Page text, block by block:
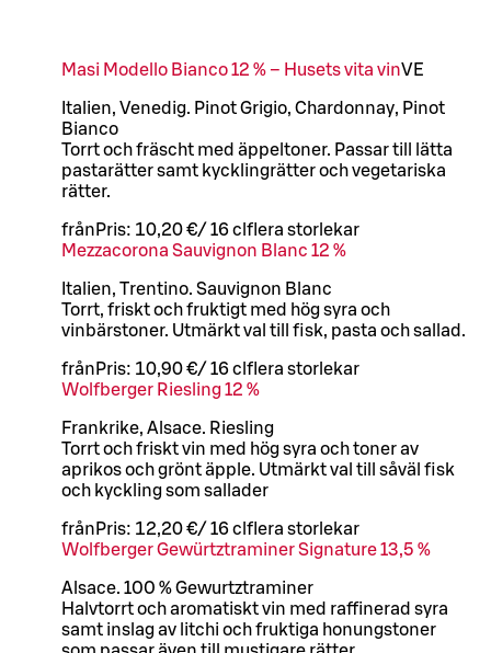
Masi Modello Bianco 12 % – Husets vita vinVE
Italien, Venedig. Pinot Grigio, Chardonnay, Pinot
Bianco
Torrt och fräscht med äppeltoner. Passar till lätta
pastarätter samt kycklingrätter och vegetariska
rätter.
från Pris: 10,20 €/ 16 cl flera storlekar
Mezzacorona Sauvignon Blanc 12 %
Italien, Trentino. Sauvignon Blanc
Torrt, friskt och fruktigt med hög syra och
vinbärstoner. Utmärkt val till fisk, pasta och sallad.
från Pris: 10,90 €/ 16 cl flera storlekar
Wolfberger Riesling 12 %
Frankrike, Alsace. Riesling
Torrt och friskt vin med hög syra och toner av
aprikos och grönt äpple. Utmärkt val till såväl fisk
och kyckling som sallader
från Pris: 12,20 €/ 16 cl flera storlekar
Wolfberger Gewürtztraminer Signature 13,5 %
Alsace. 100 % Gewurtztraminer
Halvtorrt och aromatiskt vin med raffinerad syra
samt inslag av litchi och fruktiga honungstoner